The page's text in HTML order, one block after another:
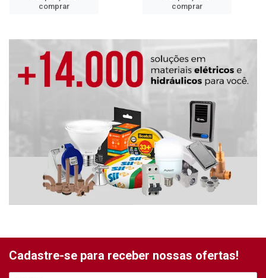
comprar
comprar
Cadastre-se para receber nossas ofertas!